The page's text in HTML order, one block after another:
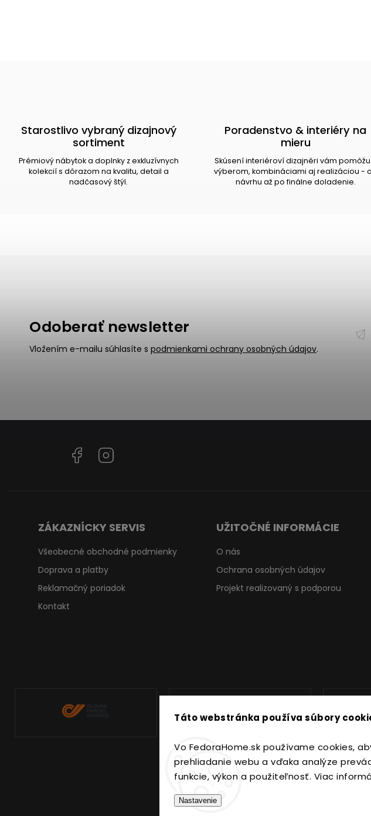
Táto webstránka používa súbory
Vo FedoraHome.sk používame cookies,
prehliadanie webu a vďaka analýze
funkcie, výkon a použiteľnosť. Viac
Nastavenie
Starostlivo vybraný dizajnový
sortiment
Prémiový nábytok a doplnky z exkluzívnych
kolekcií s dôrazom na kvalitu, detail a
nadčasový štýl.
Poradenstvo & interiéry na
mieru
Skúsení interiéroví dizajnéri vám pomôžu
výberom, kombináciami aj realizáciou -
návrhu až po finálne doladenie.
Odoberať newsletter
Vložením e-mailu súhlasíte s podmienkami ochrany osobných údajov.
Facebook
ZÁKAZNÍCKY SERVIS
Všeobecné obchodné podmienky
Doprava a platby
Reklamačný poriadok
Kontakt
UŽITOČNÉ INFORMÁCIE
O nás
Ochrana osobných údajov
Projekt realizovaný s podporou
Copyright 2026